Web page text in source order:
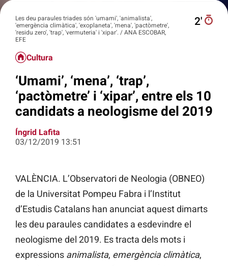
Les deu paraules triades són 'umami', 'animalista',
'emergència climàtica', 'exoplaneta', 'mena', 'pactòmetre',
'residu zero', 'trap', 'vermuteria' i 'xipar'. / ANA ESCOBAR,
EFE
2′
Cultura
‘Umami’, ‘mena’, ‘trap’,
‘pactòmetre’ i ‘xipar’, entre els 10
candidats a neologisme del 2019
Íngrid Lafita
03/12/2019 13:51
VALÈNCIA. L’Observatori de Neologia (OBNEO)
de la Universitat Pompeu Fabra i l’Institut
d’Estudis Catalans han anunciat aquest dimarts
les deu paraules candidates a esdevindre el
neologisme del 2019. Es tracta dels mots i
expressions animalista, emergència climàtica,